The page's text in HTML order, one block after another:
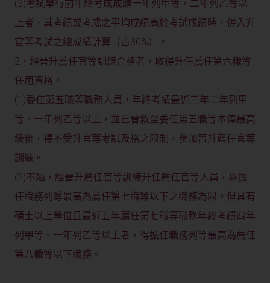
(2)考試舉行前年終考成成績一年列甲等，二年列乙等以
上者，其考績或考成之平均成績高於考試成績時，併入升
官等考試之總成績計算（占30%）。
2、經晉升薦任官等訓練合格者，取得升任薦任第六職等
任用資格。
(1)委任第五職等職務人員，年終考績最近三年二年列甲
等、一年列乙等以上，並已晉敘至委任第五職等本俸最高
級後，得不受升官等考試及格之限制，參加晉升薦任官等
訓練。
(2)不過，經晉升薦任官等訓練升任薦任官等人員，以擔
任職務列等最高為薦任第七職等以下之職務為限。但具有
碩士以上學位且最近五年薦任第七職等職務年終考績四年
列甲等、一年列乙等以上者，得擔任職務列等最高為薦任
第八職等以下職務。